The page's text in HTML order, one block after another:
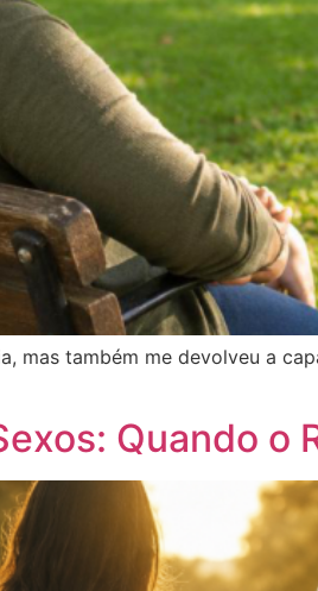
mas também me devolveu a
Quando o